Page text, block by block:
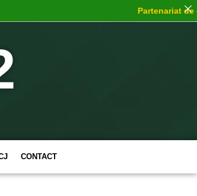
CONTACT
Partenariat de choc